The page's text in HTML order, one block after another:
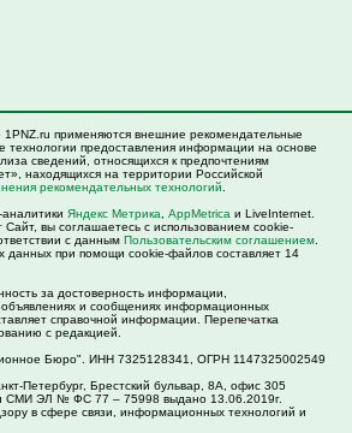
применяются внешние рекомендательные
технологии предоставления информации на основе
сведений, относящихся к предпочтениям
находящихся на территории Российской
рекомендательных технологий
Яндекс Метрика AppMetrica и LiveInternet.
Сайт, вы соглашаетесь с использованием cookie-
с данным Пользовательским соглашением
данных при помощи cookie-файлов составляет 14
за достоверность информации,
и сообщениях информационных
справочной информации. Перепечатка
с редакцией.
Бюро". ИНН 7325128341, ОГРН 1147325002549
Петербург, Брестский бульвар, 8А, офис 305
СМИ ЭЛ № ФС 77 – 75998 выдано 13.06.2019г.
в сфере связи, информационных технологий и